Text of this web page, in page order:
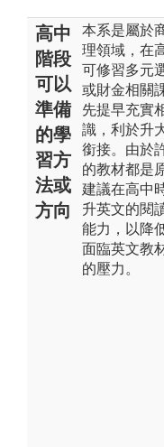
高中
階段
可以
準備
的學
習方
法或
方向
本系是屬於
理領域，在
可修習多元
或財金相關
先提早充實
識，利於升
銜接。由於
的教材都是
建議在高中
升英文的閱
能力，以降
面臨英文教
的壓力。